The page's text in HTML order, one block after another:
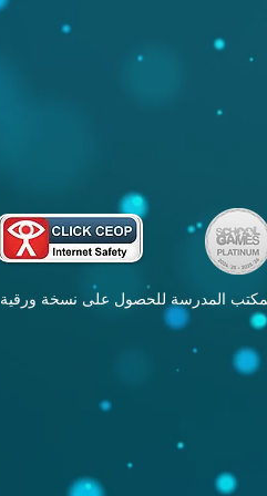
المدرسة للحصول على نسخة ورقية